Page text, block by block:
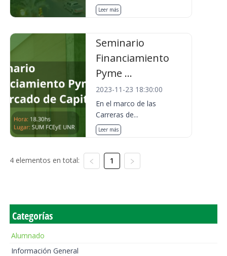
Leer más
Seminario
Financiamiento
Pyme ...
2023-11-23 18:30:00
En el marco de las
Carreras de...
Leer más
4 elementos en total: 1
Categorías
Alumnado
Información General